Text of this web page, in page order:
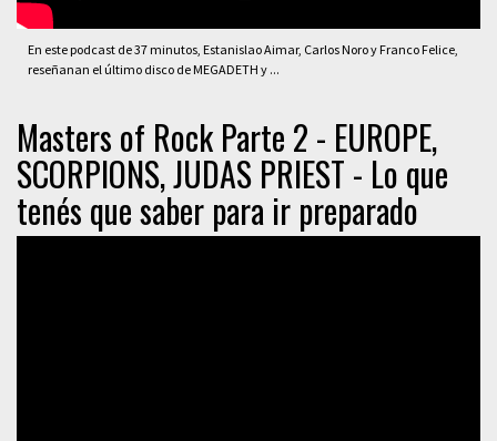
En este podcast de 37 minutos, Estanislao Aimar, Carlos Noro y Franco Felice,
reseñanan el último disco de MEGADETH y ...
Masters of Rock Parte 2 - EUROPE,
SCORPIONS, JUDAS PRIEST - Lo que
tenés que saber para ir preparado